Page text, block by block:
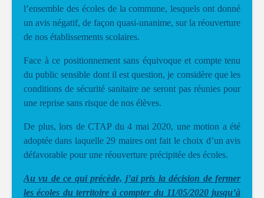
l’ensemble des écoles de la commune, lesquels ont donné
un avis négatif, de façon quasi-unanime, sur la réouverture
de nos établissements scolaires.
Face à ce positionnement sans équivoque et compte tenu
du public sensible dont il est question, je considère que les
conditions de sécurité sanitaire ne seront pas réunies pour
une reprise sans risque de nos élèves.
De plus, lors de CTAP du 4 mai 2020, une motion a été
adoptée dans laquelle 29 maires ont fait le choix d’un avis
défavorable pour une réouverture précipitée des écoles.
Au vu de ce qui précède, j’ai pris la décision de fermer
les écoles du territoire à compter du 11/05/2020 jusqu’à